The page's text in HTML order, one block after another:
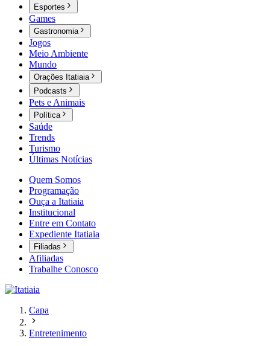
Esportes
Games
Gastronomia
Jogos
Meio Ambiente
Mundo
Orações Itatiaia
Podcasts
Pets e Animais
Política
Saúde
Trends
Turismo
Últimas Notícias
Quem Somos
Programação
Ouça a Itatiaia
Institucional
Entre em Contato
Expediente Itatiaia
Filiadas
Afiliadas
Trabalhe Conosco
Capa
Entretenimento